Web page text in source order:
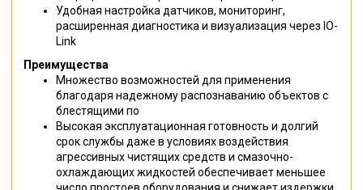
Удобная настройка датчиков, мониторинг,
расширенная диагностика и визуализация через IO-
Link
Преимущества
Множество возможностей для применения
благодаря надежному распознаванию объектов с
блестящими по
Высокая эксплуатационная готовность и долгий
срок службы даже в условиях воздействия
агрессивных чистящих средств и смазочно-
охлаждающих жидкостей обеспечивает меньшее
число простоев оборудования и снижает издержки